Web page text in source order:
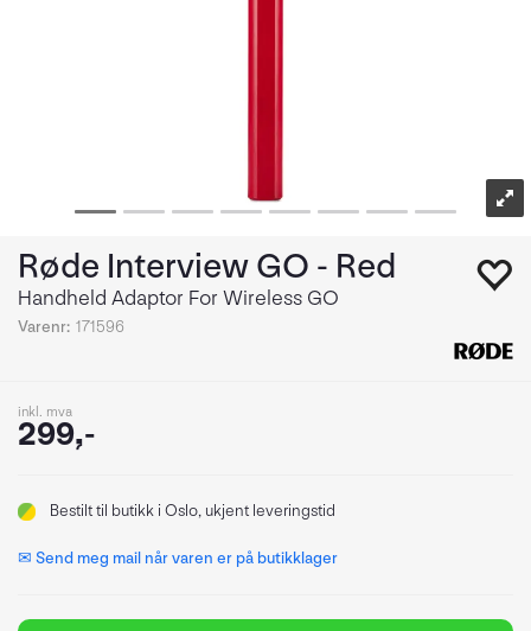
Røde Interview GO - Red
Handheld Adaptor For Wireless GO
Varenr: 171596
inkl. mva
299,-
Bestilttil butikk i Oslo, ukjent leveringstid
✉ Send meg mail når varen er på butikklager